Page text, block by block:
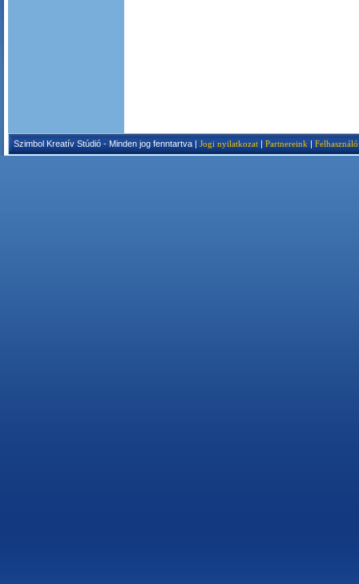
Szimbol Kreatív Stúdió - Minden jog fenntartva | Jogi nyilatkozat | Partnereink |